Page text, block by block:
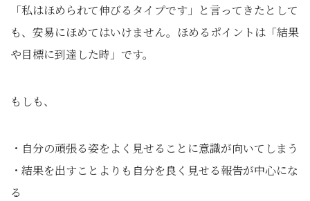
「私はほめられて伸びるタイプです」と言ってきたとして
も、安易にほめてはいけません。ほめるポイントは「結果
や目標に到達した時」です。
もしも、
・自分の頑張る姿をよく見せることに意識が向いてしまう
・結果を出すことよりも自分を良く見せる報告が中心にな
る